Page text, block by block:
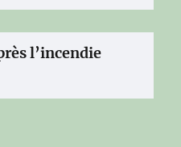
l’incendie